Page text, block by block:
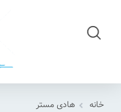
خانه هادی مستر